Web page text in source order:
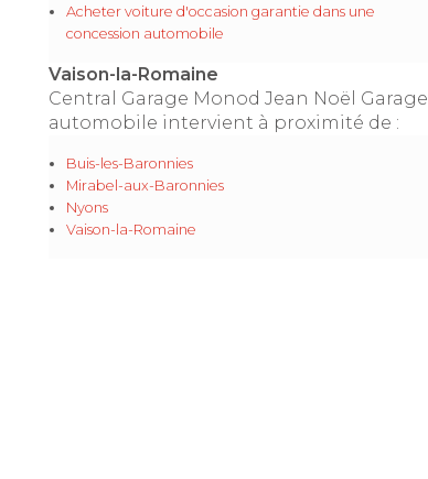
Acheter voiture d'occasion garantie dans une
concession automobile
Vaison-la-Romaine
Central Garage Monod Jean Noël Garage
automobile intervient à proximité de :
Buis-les-Baronnies
Mirabel-aux-Baronnies
Nyons
Vaison-la-Romaine